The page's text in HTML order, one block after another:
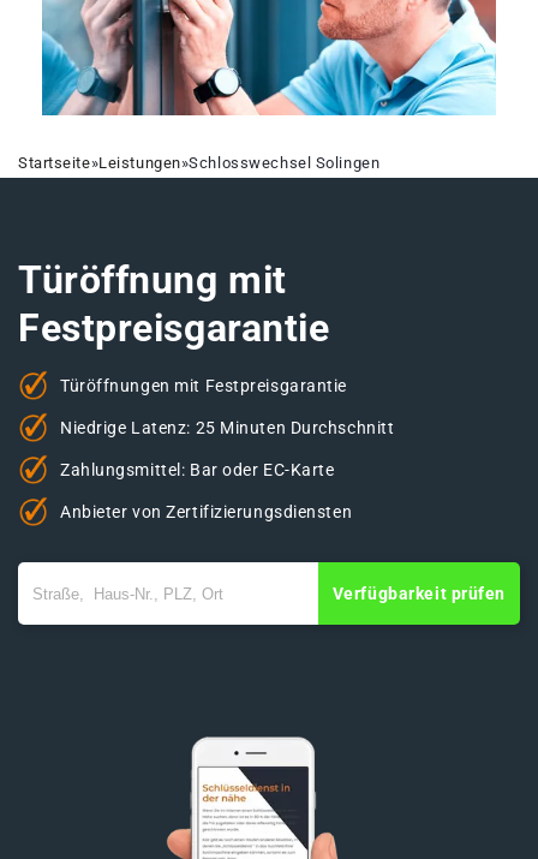
Startseite»Leistungen»Schlosswechsel Solingen
Türöffnung mit
Festpreisgarantie
Türöffnungen mit Festpreisgarantie
Niedrige Latenz: 25 Minuten Durchschnitt
Zahlungsmittel: Bar oder EC-Karte
Anbieter von Zertifizierungsdiensten
Verfügbarkeit prüfen